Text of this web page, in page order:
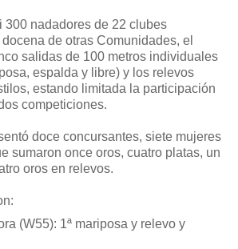
300 nadadores de 22 clubes
de otras Comunidades, el
salidas de 100 metros individuales
espalda y libre) y los relevos
estando limitada la participación
competiciones.
doce concursantes, siete mujeres
sumaron once oros, cuatro platas, un
oros en relevos.
(W55): 1ª mariposa y relevo y